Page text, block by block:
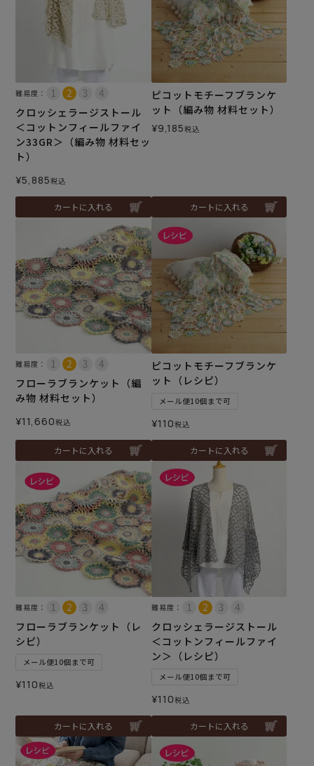
難易度：
クロッシェラージストール
＜コットンフィールファイ
ン33GR＞（編み物 材料セッ
ト）
¥5,885税込
カートに入れる
ピコットモチーフブランケ
ット（編み物 材料セット）
¥9,185税込
カートに入れる
難易度：
フローラブランケット（編
み物 材料セット）
¥11,660税込
カートに入れる
ピコットモチーフブランケ
ット（レシピ）
メール便10個まで可
¥110税込
カートに入れる
難易度：
フローラブランケット（レ
シピ）
メール便10個まで可
¥110税込
カートに入れる
難易度：
クロッシェラージストール
＜コットンフィールファイ
ン＞（レシピ）
メール便10個まで可
¥110税込
カートに入れる